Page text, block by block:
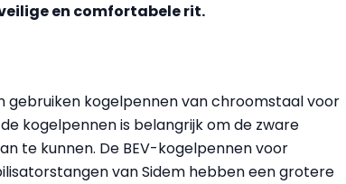
en comfortabele rit.
gebruiken kogelpennen van chroomstaal voor
kogelpennen is belangrijk om de zware
te kunnen. De BEV-kogelpennen voor
van Sidem hebben een grotere